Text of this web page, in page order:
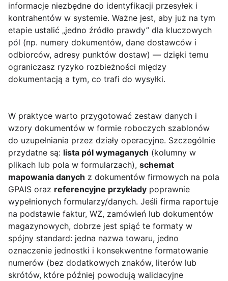
informacje niezbędne do identyfikacji przesyłek i
kontrahentów w systemie. Ważne jest, aby już na tym
etapie ustalić „jedno źródło prawdy” dla kluczowych
pól (np. numery dokumentów, dane dostawców i
odbiorców, adresy punktów dostaw) — dzięki temu
ograniczasz ryzyko rozbieżności między
dokumentacją a tym, co trafi do wysyłki.
W praktyce warto przygotować zestaw danych i
wzory dokumentów w formie roboczych szablonów
do uzupełniania przez działy operacyjne. Szczególnie
przydatne są: lista pól wymaganych (kolumny w
plikach lub pola w formularzach), schemat
mapowania danych z dokumentów firmowych na pola
GPAIS oraz referencyjne przykłady poprawnie
wypełnionych formularzy/danych. Jeśli firma raportuje
na podstawie faktur, WZ, zamówień lub dokumentów
magazynowych, dobrze jest spiąć te formaty w
spójny standard: jedna nazwa towaru, jedno
oznaczenie jednostki i konsekwentne formatowanie
numerów (bez dodatkowych znaków, literów lub
skrótów, które później powodują walidacyjne